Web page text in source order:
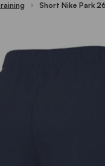
Short Nike Park